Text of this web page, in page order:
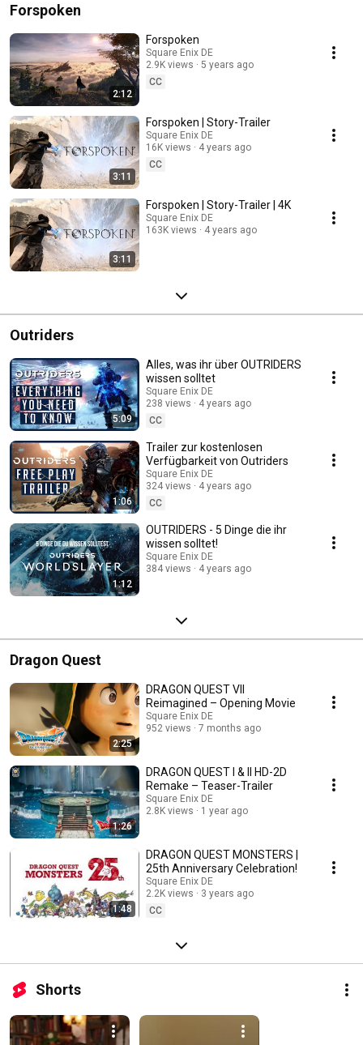
Forspoken
2:12
Forspoken
Square Enix DE
2.9K views
5 years ago
CC
3:11
Forspoken | Story-Trailer
Square Enix DE
16K views
4 years ago
CC
3:11
Forspoken | Story-Trailer | 4K
Square Enix DE
163K views
4 years ago
Outriders
5:09
Alles, was ihr über OUTRIDERS
wissen solltet
Square Enix DE
238 views
4 years ago
CC
1:06
Trailer zur kostenlosen
Verfügbarkeit von Outriders
Square Enix DE
324 views
4 years ago
CC
1:12
OUTRIDERS - 5 Dinge die ihr
wissen solltet!
Square Enix DE
384 views
4 years ago
Dragon Quest
2:25
DRAGON QUEST VII
Reimagined – Opening Movie
Square Enix DE
952 views
7 months ago
1:26
DRAGON QUEST I & II HD-2D
Remake – Teaser-Trailer
Square Enix DE
2.8K views
1 year ago
1:48
DRAGON QUEST MONSTERS |
25th Anniversary Celebration!
Square Enix DE
2.2K views
3 years ago
CC
Shorts